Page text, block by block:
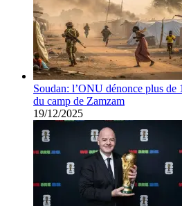
Soudan: l’ONU dénonce plus de
du camp de Zamzam
19/12/2025